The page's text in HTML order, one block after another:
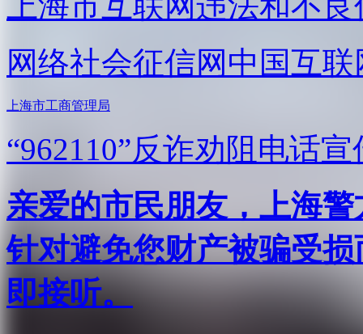
网络社会征信网 中国互
上海市工商管理局
“962110”反诈劝阻电话宣
亲爱的市民朋友，上海
针对避免您财产被骗受
即接听。